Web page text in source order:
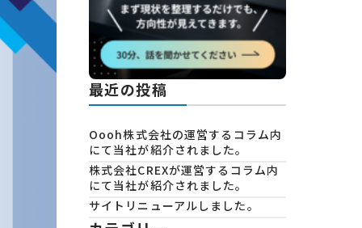
最近の投稿
Oooh株式会社の運営するコラム内
にて当社が紹介されました。
株式会社CREXが運営するコラム内
にて当社が紹介されました。
サイトリニューアルしました。